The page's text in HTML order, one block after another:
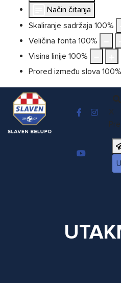
Način čitanja
Skaliranje sadržaja 100%
Veličina fonta 100%
Visina linije 100%
Prored između slova 100%
X